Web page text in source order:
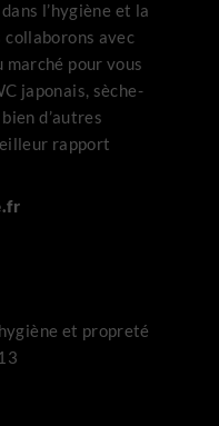
l’hygiène et la
avec
marché pour vous
japonais, sèche-
d’autres
rapport
et propreté